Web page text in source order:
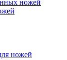
ножей
ножей